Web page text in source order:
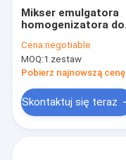
Mikser emulgatora
homogenizatora do
kosmetycznego
Cena:negotiable
MOQ:1 zestaw
Pobierz najnowszą cenę
Skontaktuj się teraz